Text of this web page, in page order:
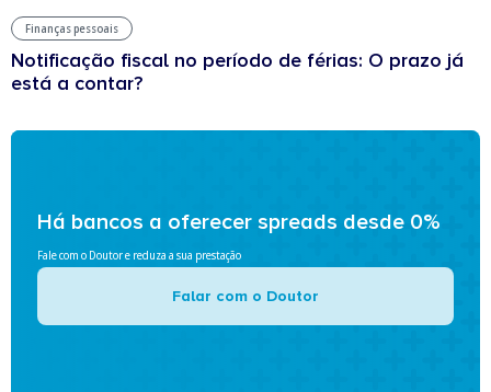
Finanças pessoais
Notificação fiscal no período de férias: O prazo já
está a contar?
Há bancos a oferecer spreads desde 0%
Fale com o Doutor e reduza a sua prestação
Falar com o Doutor